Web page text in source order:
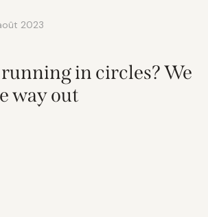
2023
in circles? We
way out